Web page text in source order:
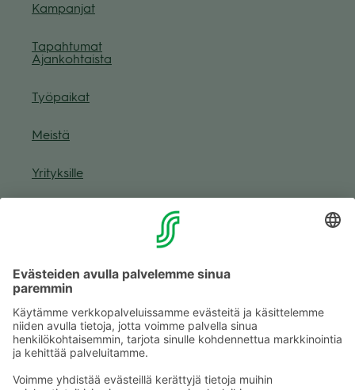
Kam­pan­jat
Tapah­tu­mat
Ajan­koh­taista
Työ­pai­kat
Meistä
Yri­tyk­sille
Muuta eväs­tea­se­tuk­sia & eväs­tein­for­maa­tio
Tie­to­suo­ja­se­loste (Arina)
Kaup­pa­kes­kus